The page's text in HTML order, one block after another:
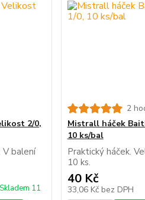
2/0,
V balení
Skladem 11
2
Mistrall háček
10 ks/bal
Praktický háček.
10 ks.
40 Kč
33,06 Kč bez DPH